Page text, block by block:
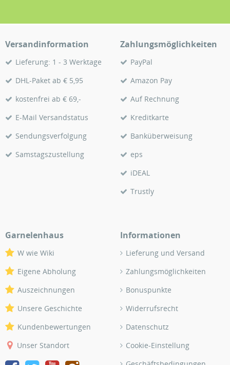
Versandinformation
Lieferung: 1 - 3 Werktage
DHL-Paket ab € 5,95
kostenfrei ab € 69,-
E-Mail Versandstatus
Sendungsverfolgung
Samstagszustellung
Zahlungsmöglichkeiten
PayPal
Amazon Pay
Auf Rechnung
Kreditkarte
Banküberweisung
eps
iDEAL
Trustly
Garnelenhaus
W wie Wiki
Eigene Abholung
Auszeichnungen
Unsere Geschichte
Kundenbewertungen
Unser Standort
Informationen
Lieferung und Versand
Zahlungsmöglichkeiten
Bonuspunkte
Widerrufsrecht
Datenschutz
Cookie-Einstellung